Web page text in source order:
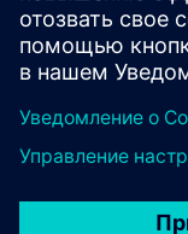
помощью
моделирования